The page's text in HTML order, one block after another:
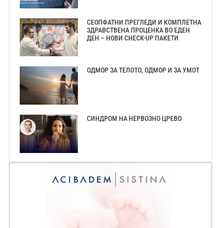
СЕОПФАТНИ ПРЕГЛЕДИ И КОМПЛЕТНА
ЗДРАВСТВЕНА ПРОЦЕНКА ВО ЕДЕН
ДЕН – НОВИ CHECK-UP ПАКЕТИ
ОДМОР ЗА ТЕЛОТО, ОДМОР И ЗА УМОТ
СИНДРОМ НА НЕРВОЗНО ЦРЕВО